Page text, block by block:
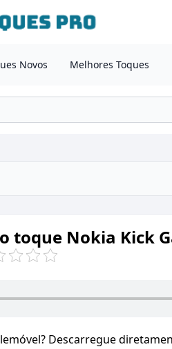
Novos Melhores Toques
toque Nokia Kick
Descarregue